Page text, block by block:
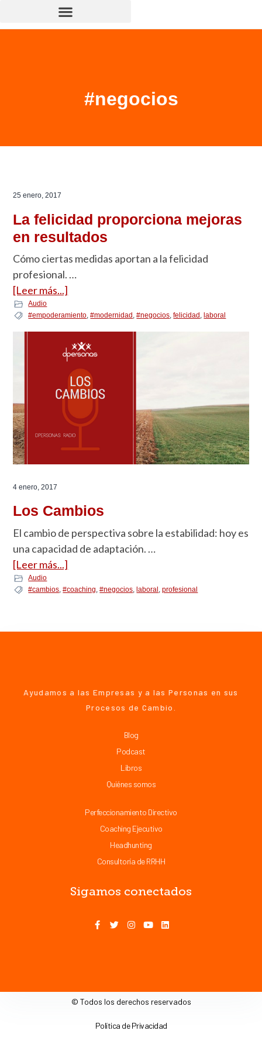
#negocios
25 enero, 2017
La felicidad proporciona mejoras
en resultados
Cómo ciertas medidas aportan a la felicidad
profesional. …
[Leer más...]
Audio
#empoderamiento,#modernidad ,#negocios,felicidad , laboral
4 enero, 2017
Los Cambios
El cambio de perspectiva sobre la estabilidad: hoy es
una capacidad de adaptación. …
[Leer más...]
Audio
#cambios,#coaching,#negocios, laboral ,profesional
Ayudamos a las Empresas y a las Personas en sus
Procesos de Cambio.
Blog
Podcast
Libros
Quiénes somos
Perfeccionamiento Directivo
Coaching Ejecutivo
Headhunting
Consultoría de RRHH
Sigamos conectados
© Todos los derechos reservados
Política de Privacidad